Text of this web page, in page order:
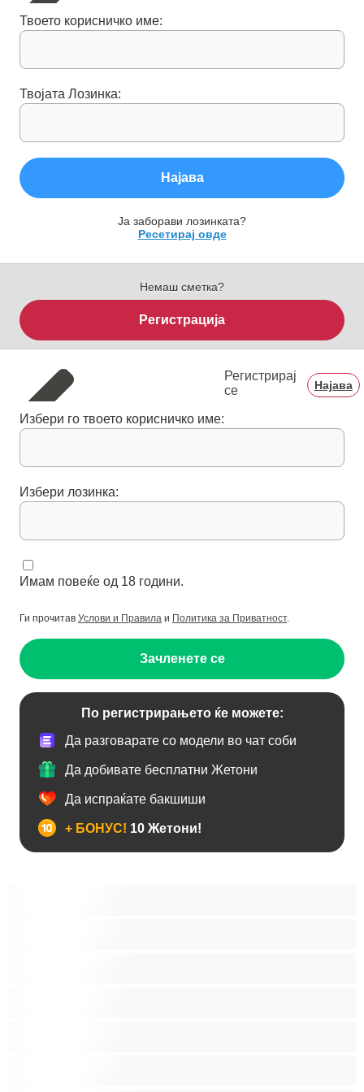
Твоето корисничко име:
Твојата Лозинка:
Најава
Ја заборави лозинката?
Ресетирај овде
Немаш сметка?
Регистрација
Регистрирај
се
Најава
Избери го твоето корисничко име:
Избери лозинка:
Имам повеќе од 18 години.
Ги прочитав Услови и Правила и Политика за Приватност.
Зачленете се
По регистрирањето ќе можете:
Да разговарате со модели во чат соби
Да добивате бесплатни Жетони
Да испраќате бакшиши
+ БОНУС! 10 Жетони!